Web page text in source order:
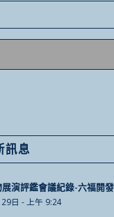
訊息
演評鑑會議紀錄-六福開
日 - 上午 9:24